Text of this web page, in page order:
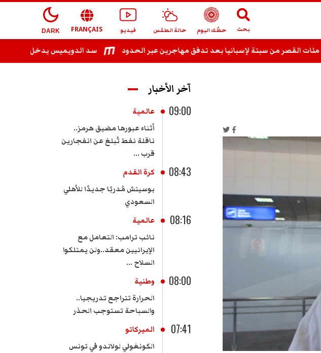
بحث حظّك اليوم حالة الطقس فيديو FRANÇAIS
DARK
سد الدويميس يدخل حيز الاستغلال قبل من سبتة لإسبانيا بعد تدفق مهاجرين عبر الحدود
آخر الأخبار
09:00
عالمية
أثناء عبورها مضيق هرمز..
ناقلة نفط تُبلغ عن انفجارين
قرب ...
08:43
كرة القدم
بوسيتش مُدربًا جديدًا للأهلي
السعودي
08:16
عالمية
نائب ترامب: التعامل مع
الإيرانيين معقد..ولن يمتلكوا
السلاح ...
08:00
وطنية
الحرارة تتراجع تدريجيا..
والسباحة تستوجب الحذر
07:41
الميركاتو
الكونغولي لولاندو في تونس